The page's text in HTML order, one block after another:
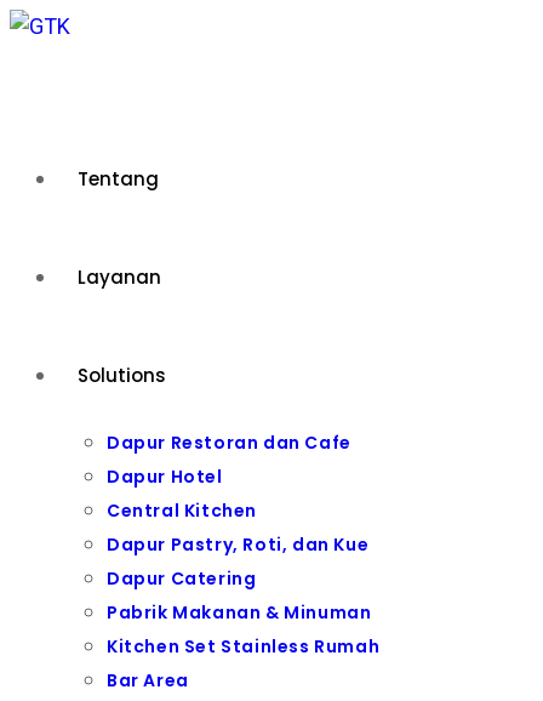
Skip
Tentang
Layanan
Solutions
Dapur Restoran dan Cafe
Dapur Hotel
Central Kitchen
Dapur Pastry, Roti, dan Kue
Dapur Catering
Pabrik Makanan & Minuman
Kitchen Set Stainless Rumah
Bar Area